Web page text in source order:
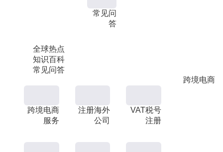
全球热点
知识百科
常见问答
常见问
答
跨境电商
跨境电商
服务
注册海外
公司
VAT税号
注册